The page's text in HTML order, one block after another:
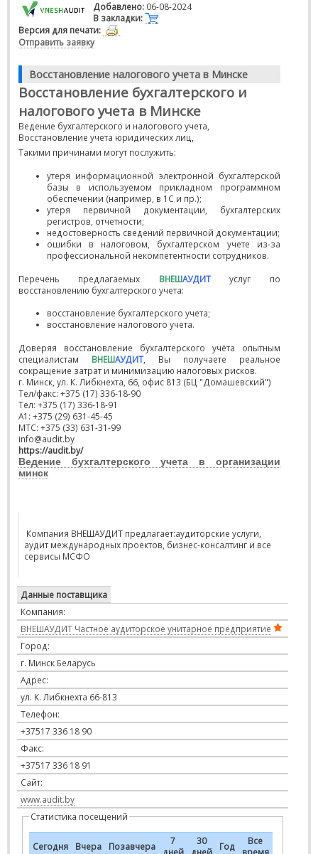
Добавлено: 06-08-2024
В закладки:
Версия для печати:
Отправить заявку
Восстановление налогового учета в Минске
Восстановление бухгалтерского и
налогового учета в Минске
Ведение бухгалтерского и налогового учета,
Восстановление учета юридических лиц,
Такими причинами могут послужить:
утеря информационной электронной бухгалтерской
базы в используемом прикладном программном
обеспечении (например, в 1С и пр.);
утеря первичной документации, бухгалтерских
регистров, отчетности;
недостоверность сведений первичной документации;
ошибки в налоговом, бухгалтерском учете из-за
профессиональной некомпетентности сотрудников.
Перечень предлагаемых ВНЕШАУДИТуслуг по
восстановлению бухгалтерского учета:
восстановление бухгалтерского учета;
восстановление налогового учета.
Доверяя восстановление бухгалтерского учёта опытным
специалистам ВНЕШАУДИТ, Вы получаете реальное
сокращение затрат и минимизацию налоговых рисков.
г. Минск, ул. К. Либкнехта, 66, офис 813 (БЦ "Домашевский")
Тел/факс: +375 (17) 336-18-90
Тел: +375 (17) 336-18-91
A1: +375 (29) 631-45-45
МТС: +375 (33) 631-31-99
info@audit.by
https://audit.by/
Ведение бухгалтерского учета в организации
минск
Компания ВНЕШАУДИТ предлагает:аудиторские услуги,
аудит международных проектов, бизнес-консалтинг и все
сервисы МСФО
Данные поставщика
Компания:
ВНЕШАУДИТ Частное аудиторское унитарное предприятие
Город:
г. Минск Беларусь
Адрес:
ул. К. Либкнехта 66-813
Телефон:
+37517 336 18 90
Факс:
+37517 336 18 91
Сайт:
www.audit.by
Статистика посещений
Сегодня Вчера Позавчера
7
30
Год
Все